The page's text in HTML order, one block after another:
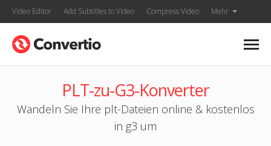
Video Editor Add Subtitles to Video Compress Video Mehr
PLT-zu-G3-Konverter
Wandeln Sie Ihre plt-Dateien online & kostenlos
in g3 um